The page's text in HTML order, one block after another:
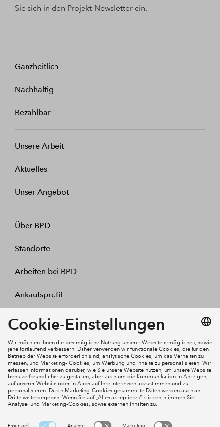
Sie sich in den Projekt-Newsletter ein.
Ganzheitlich
Nachhaltig
Bezahlbar
Unsere Arbeit
Aktuelles
Unser Angebot
Über BPD
Standorte
Arbeiten bei BPD
Ankaufsprofil
Kontakt
Mein Konto
Social Media